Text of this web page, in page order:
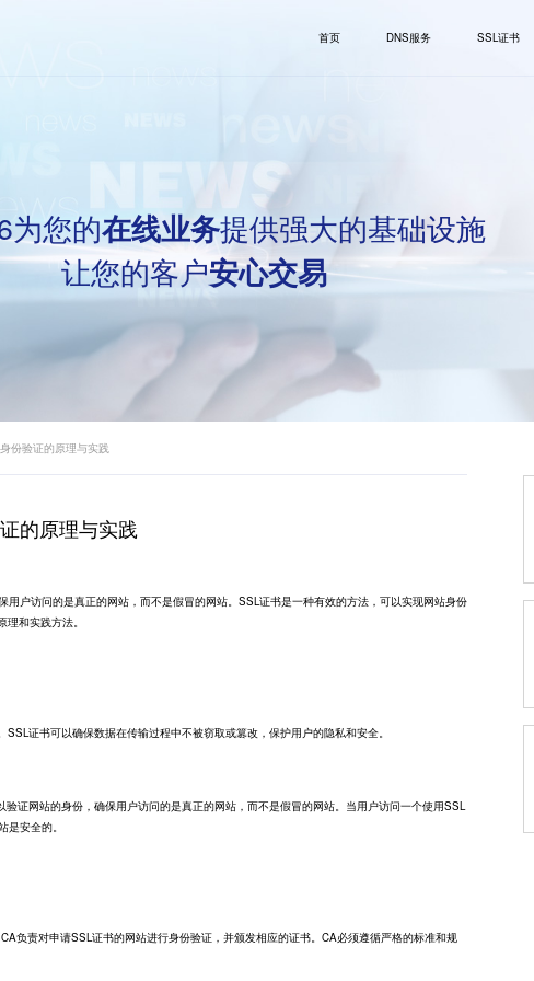
首页 DNS服务 SSL证书
为您的在线业务提供强大的基础设施
让您的客户安心交易
份验证的原理与实践
的原理与实践
户访问的是真正的网站，而不是假冒的网站。 SSL证书是一种有效的方法，可以实现网站身份
和实践方法。
证书可以确保数据在传输过程中不被窃取或篡改，保护用户的隐私和安全。
证网站的身份，确保用户访问的是真正的网站，而不是假冒的网站。当用户访问一个使用SSL
安全的。
负责对申请SSL证书的网站进行身份验证，并颁发相应的证书。CA必须遵循严格的标准和规